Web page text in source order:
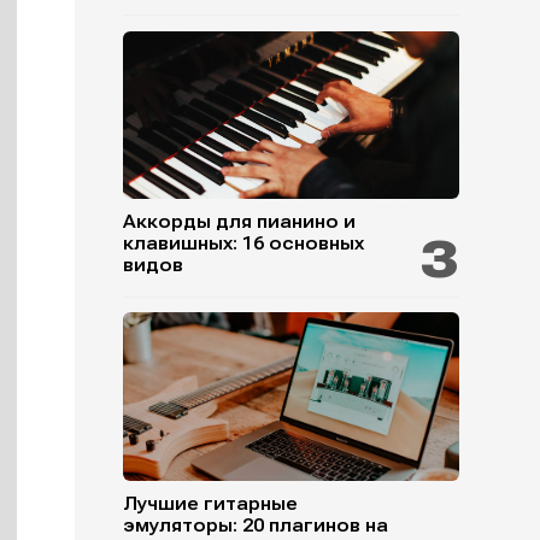
Аккорды для пианино и
клавишных: 16 основных
видов
Лучшие гитарные
эмуляторы: 20 плагинов на